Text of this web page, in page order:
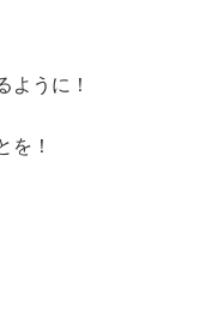
ように！
を！